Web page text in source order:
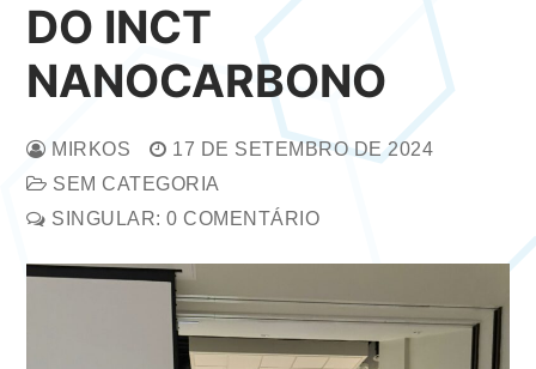
DO INCT
NANOCARBONO
MIRKOS
17 DE SETEMBRO DE 2024
SEM CATEGORIA
SINGULAR: 0 COMENTÁRIO